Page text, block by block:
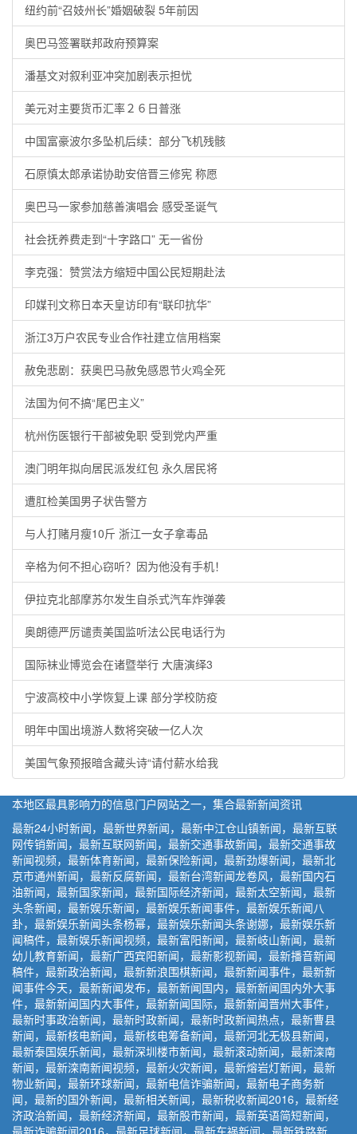
纽约前“召妓州长”婚姻破裂 5年前因
奥巴马签署联邦政府预算案
潘基文对叙利亚冲突加剧表示担忧
美元对主要货币汇率２６日普涨
中国富豪波尔多坠机后续：部分飞机残骸
石原慎太郎承诺协助安倍晋三修宪 称愿
奥巴马一家参加慈善演唱会 感受圣诞气
社会抚养费走到“十字路口” 无一省份
李克强：赞赏法方缩短中国公民短期赴法
印媒刊文称日本天皇访印有“联印抗华”
浙江3万户农民专业合作社建立信用档案
赦免悲剧：获奥巴马赦免感恩节火鸡全死
法国为何不搞“尾巴主义”
杭州伤医银行干部被免职 受到党内严重
澳门明年拟向居民派发红包 永久居民将
遭肛检美国男子状告警方
与人打赌月瘦10斤 浙江一女子拿毒品
辛格为何不担心窃听？因为他没有手机！
伊拉克北部摩苏尔发生自杀式汽车炸弹袭
奥朗德严厉谴责美国监听法公民电话行为
国际袜业博览会在诸暨举行 大唐演绎3
宁波高校中小学恢复上课 部分学校防疫
明年中国出境游人数将突破一亿人次
美国气象预报暗含藏头诗“请付薪水给我
本地区最具影响力的信息门户网站之一，集合最新新闻资讯
最新24小时新闻，最新世界新闻，最新中江仓山镇新闻，最新互联
网传销新闻，最新互联网新闻，最新交通事故新闻，最新交通事故
新闻视频，最新体育新闻，最新保险新闻，最新劲爆新闻，最新北
京市通州新闻，最新反腐新闻，最新台湾新闻龙卷风，最新国内石
油新闻，最新国家新闻，最新国际经济新闻，最新太空新闻，最新
头条新闻，最新娱乐新闻，最新娱乐新闻事件，最新娱乐新闻八
卦，最新娱乐新闻头条杨幂，最新娱乐新闻头条谢娜，最新娱乐新
闻稿件，最新娱乐新闻视频，最新富阳新闻，最新岐山新闻，最新
幼儿教育新闻，最新广西宾阳新闻，最新影视新闻，最新播音新闻
稿件，最新政治新闻，最新新浪围棋新闻，最新新闻事件，最新新
闻事件今天，最新新闻发布，最新新闻国内，最新新闻国内外大事
件，最新新闻国内大事件，最新新闻国际，最新新闻晋州大事件，
最新时事政治新闻，最新时政新闻，最新时政新闻热点，最新曹县
新闻，最新核电新闻，最新核电筹备新闻，最新河北无极县新闻，
最新泰国娱乐新闻，最新深圳楼市新闻，最新滚动新闻，最新滦南
新闻，最新滦南新闻视频，最新火灾新闻，最新熔岩灯新闻，最新
物业新闻，最新环球新闻，最新电信诈骗新闻，最新电子商务新
闻，最新的国外新闻，最新相关新闻，最新税收新闻2016，最新经
济政治新闻，最新经济新闻，最新股市新闻，最新英语简短新闻，
最新诈骗新闻2016，最新足球新闻，最新车祸新闻，最新铁路新